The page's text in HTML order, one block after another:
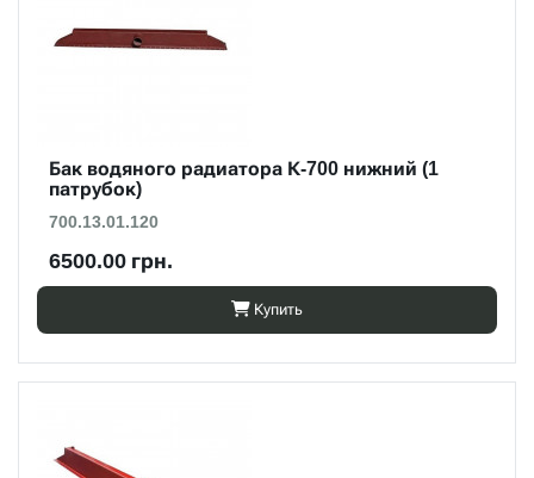
Бак водяного радиатора К-700 нижний (1
патрубок)
700.13.01.120
6500.00 грн.
Купить